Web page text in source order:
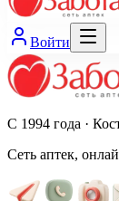
Войти
С 1994 года ·
Сеть аптек,